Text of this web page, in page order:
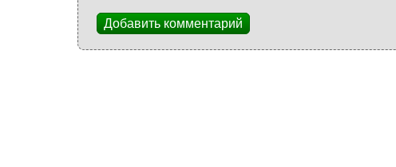
Добавить комментарий